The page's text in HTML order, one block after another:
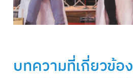
บทความที่เกี่ยวข้อง